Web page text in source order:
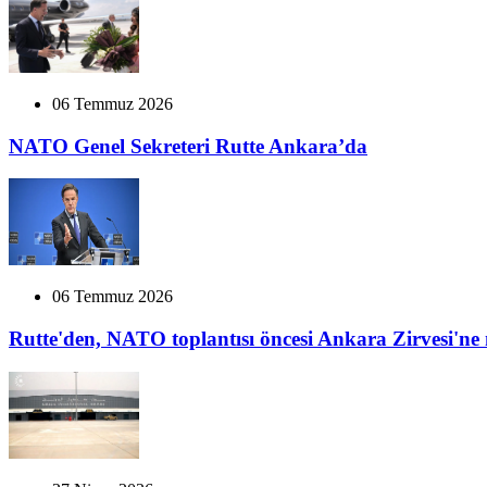
06 Temmuz 2026
NATO Genel Sekreteri Rutte Ankara’da
06 Temmuz 2026
Rutte'den, NATO toplantısı öncesi Ankara Zirvesi'ne